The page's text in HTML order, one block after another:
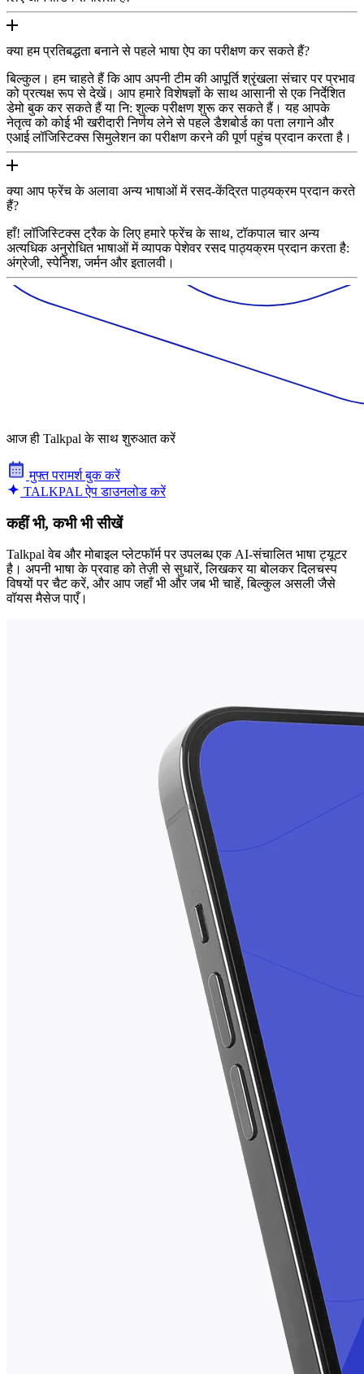
क्या हम प्रतिबद्धता बनाने से पहले भाषा ऐप का परीक्षण कर सकते हैं?
बिल्कुल। हम चाहते हैं कि आप अपनी टीम की आपूर्ति श्रृंखला संचार पर प्रभाव
को प्रत्यक्ष रूप से देखें। आप हमारे विशेषज्ञों के साथ आसानी से एक निर्देशित
डेमो बुक कर सकते हैं या नि: शुल्क परीक्षण शुरू कर सकते हैं। यह आपके
नेतृत्व को कोई भी खरीदारी निर्णय लेने से पहले डैशबोर्ड का पता लगाने और
एआई लॉजिस्टिक्स सिमुलेशन का परीक्षण करने की पूर्ण पहुंच प्रदान करता है।
क्या आप फ्रेंच के अलावा अन्य भाषाओं में रसद-केंद्रित पाठ्यक्रम प्रदान करते
हैं?
हाँ! लॉजिस्टिक्स ट्रैक के लिए हमारे फ्रेंच के साथ, टॉकपाल चार अन्य
अत्यधिक अनुरोधित भाषाओं में व्यापक पेशेवर रसद पाठ्यक्रम प्रदान करता है:
अंग्रेजी, स्पेनिश, जर्मन और इतालवी।
आज ही Talkpal के साथ शुरुआत करें
मुफ्त परामर्श बुक करें
TALKPAL ऐप डाउनलोड करें
कहीं भी, कभी भी सीखें
Talkpal वेब और मोबाइल प्लेटफॉर्म पर उपलब्ध एक AI-संचालित भाषा ट्यूटर
है। अपनी भाषा के प्रवाह को तेज़ी से सुधारें, लिखकर या बोलकर दिलचस्प
विषयों पर चैट करें, और आप जहाँ भी और जब भी चाहें, बिल्कुल असली जैसे
वॉयस मैसेज पाएँ।